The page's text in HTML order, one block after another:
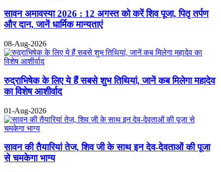
सावन अमावस्या 2026 : 12 अगस्त को करें शिव पूजा, पितृ तर्पण
और दान, जानें धार्मिक मान्यताएं
08-Aug-2026
रुद्राभिषेक के लिए ये हैं सबसे शुभ तिथियां, जानें कब मिलेगा महादेव
का विशेष आशीर्वाद
01-Aug-2026
सावन की तैयारियां तेज, शिव जी के साथ इन देव-देवताओं की पूजा
से चमकेगा भाग्य